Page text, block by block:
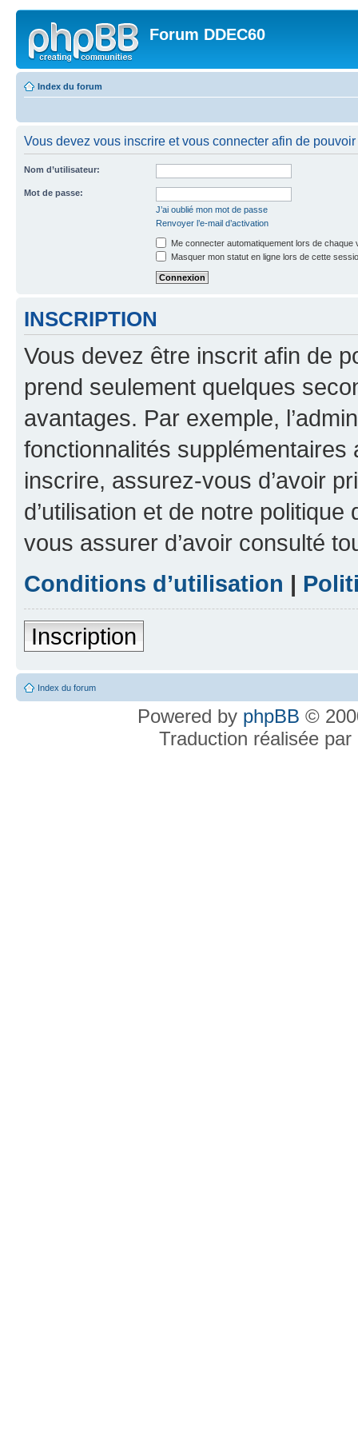
Forum DDEC60
Index du forum
Vous devez vous inscrire et vous connecter afin de
Nom d’utilisateur:
Mot de passe:
J’ai oublié mon mot de passe
Renvoyer l’e-mail d’activation
Me connecter automatiquement lors de chaque
Masquer mon statut en ligne lors de cette
INSCRIPTION
Vous devez être inscrit afin de
prend seulement quelques
avantages. Par exemple,
fonctionnalités
inscrire, assurez-vous d’avoir
d’utilisation et de notre
vous assurer d’avoir consulté
Conditions d’utilisation |
Inscription
Index du forum
Powered by phpBB ©
Traduction réalisée par